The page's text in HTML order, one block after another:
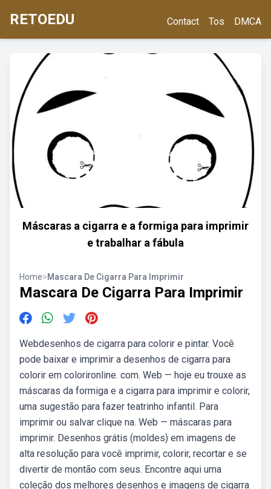
RETOEDU Contact Tos DMCA
Máscaras a cigarra e a formiga para imprimir
e trabalhar a fábula
Home>Mascara De Cigarra Para Imprimir
Mascara De Cigarra Para Imprimir
Webdesenhos de cigarra para colorir e pintar. Você
pode baixar e imprimir a desenhos de cigarra para
colorir em colorironline. com. Web — hoje eu trouxe as
máscaras da formiga e a cigarra para imprimir e colorir,
uma sugestão para fazer teatrinho infantil. Para
imprimir ou salvar clique na. Web — máscaras para
imprimir. Desenhos grátis (moldes) em imagens de
alta resolução para você imprimir, colorir, recortar e se
divertir de montão com seus. Encontre aqui uma
coleção dos melhores desenhos e imagens de cigarra